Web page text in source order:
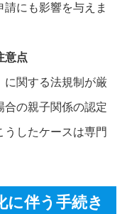
にも影響を与えま
意点
に関する法規制が厳
合の親子関係の認定
うしたケースは専門
に伴う手続き